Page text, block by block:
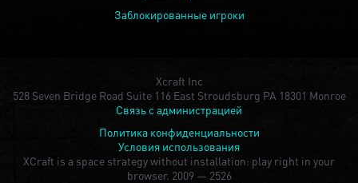
Заблокированные игроки
Xcraft Inc
528 Seven Bridge Road Suite 116 East Stroudsburg PA 18301 Monroe
Связь с администрацией
Политика конфиденциальности
Условия использования
XCraft is a space strategy without installation: play right in your
browser. 2009 — 2526